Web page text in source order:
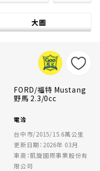
大圖
FORD/福特 Mustang
野馬 2.3/0cc
電洽
台中市/2015/15.6萬公里
更新日期：2026年 03月
車商：凱旋國際事業股份有
限公司